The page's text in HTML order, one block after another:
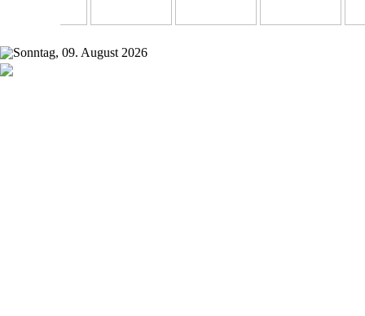
Sonntag, 09. August 2026